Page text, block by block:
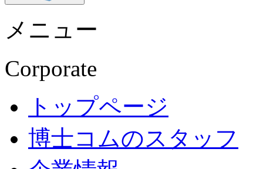
メニュー
Corporate
トップページ
博士コムのスタッフ